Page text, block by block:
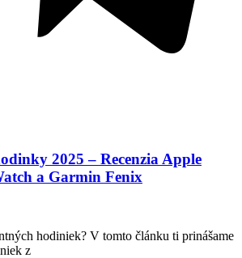
2025 – Recenzia Apple
a Garmin Fenix
hodiniek? V tomto článku ti prinášame
z